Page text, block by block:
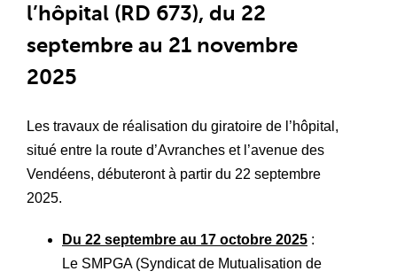
l’hôpital (RD 673), du 22
septembre au 21 novembre
2025
Les travaux de réalisation du giratoire de l’hôpital,
situé entre la route d’Avranches et l’avenue des
Vendéens, débuteront à partir du 22 septembre
2025.
Du 22 septembre au 17 octobre 2025:
Le SMPGA (Syndicat de Mutualisation de